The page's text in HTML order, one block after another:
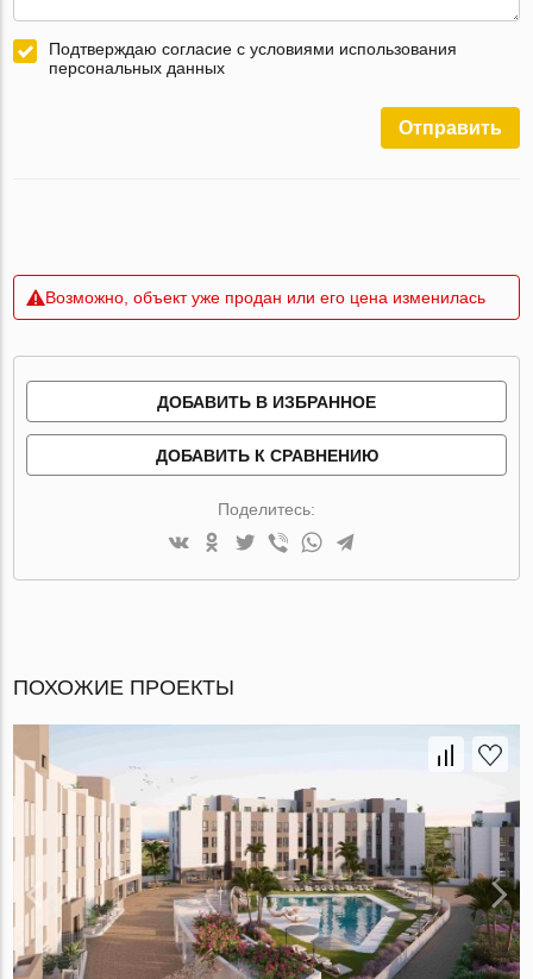
Подтверждаю согласие с условиями использования
персональных данных
Отправить
Возможно, объект уже продан или его цена изменилась
ДОБАВИТЬ В ИЗБРАННОЕ
ДОБАВИТЬ К СРАВНЕНИЮ
Поделитесь:
ПОХОЖИЕ ПРОЕКТЫ